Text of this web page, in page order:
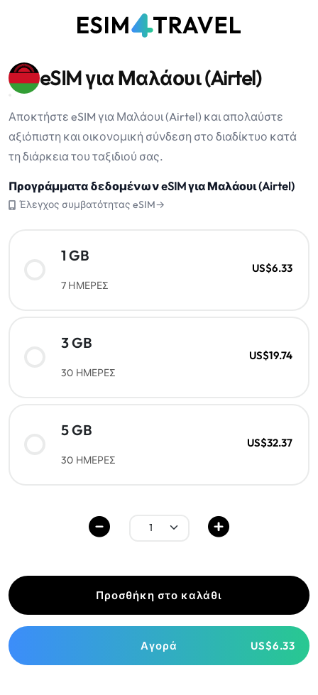
eSIM για Μαλάουι (Airtel)
Αποκτήστε eSIM για Μαλάουι (Airtel) και απολαύστε
αξιόπιστη και οικονομική σύνδεση στο διαδίκτυο κατά
τη διάρκεια του ταξιδιού σας.
Προγράμματα δεδομένων eSIM για Μαλάουι (Airtel)
Έλεγχος συμβατότητας eSIM→
1 GB
7 ΗΜΕΡΕΣ
US$6.33
3 GB
30 ΗΜΕΡΕΣ
US$19.74
5 GB
30 ΗΜΕΡΕΣ
US$32.37
Προσθήκη στο καλάθι
Αγορά US$6.33